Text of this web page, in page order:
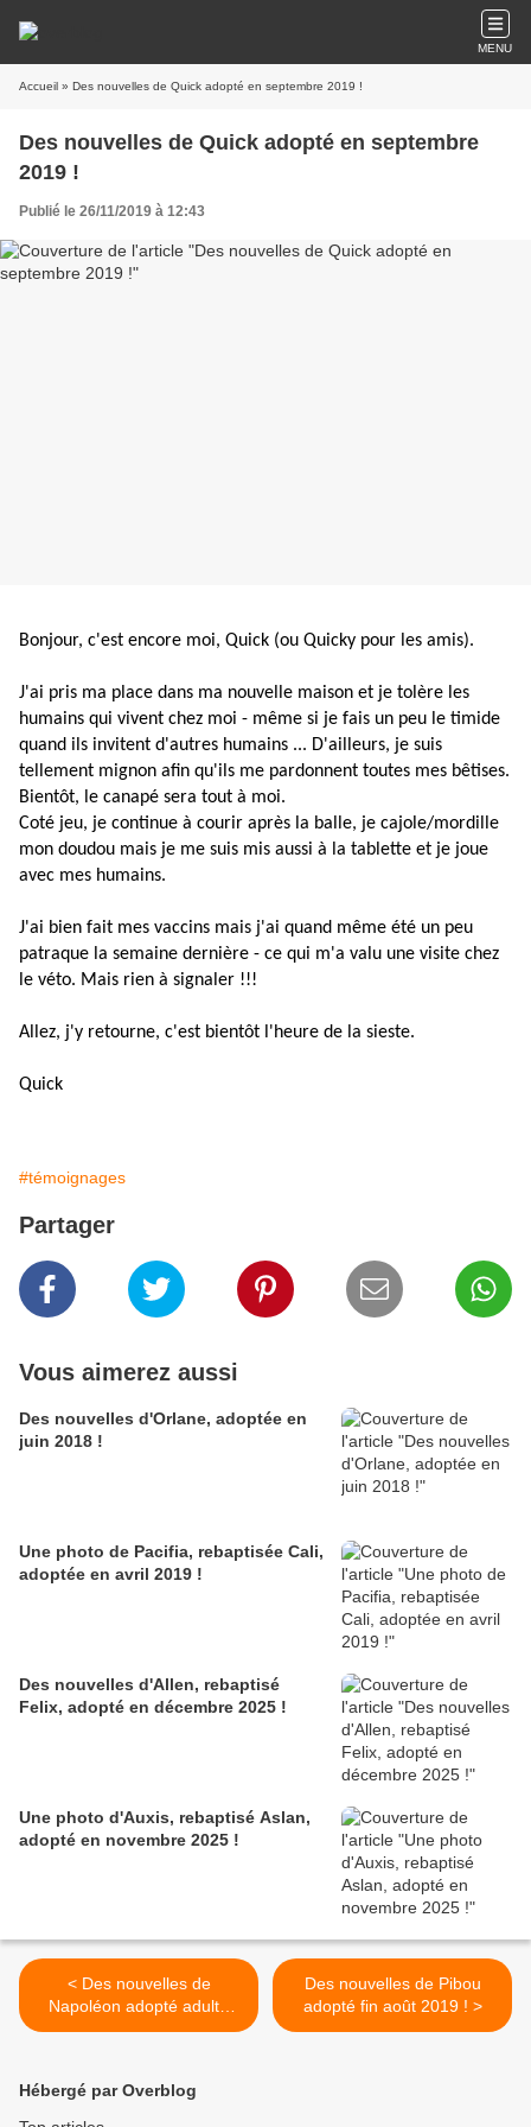
MENU
Accueil » Des nouvelles de Quick adopté en septembre 2019 !
Des nouvelles de Quick adopté en septembre
2019 !
Publié le 26/11/2019 à 12:43
Bonjour, c'est encore moi, Quick (ou Quicky pour les amis).
J'ai pris ma place dans ma nouvelle maison et je tolère les
humains qui vivent chez moi - même si je fais un peu le timide
quand ils invitent d'autres humains ... D'ailleurs, je suis
tellement mignon afin qu'ils me pardonnent toutes mes bêtises.
Bientôt, le canapé sera tout à moi.
Coté jeu, je continue à courir après la balle, je cajole/mordille
mon doudou mais je me suis mis aussi à la tablette et je joue
avec mes humains.
J'ai bien fait mes vaccins mais j'ai quand même été un peu
patraque la semaine dernière - ce qui m'a valu une visite chez
le véto. Mais rien à signaler !!!
Allez, j'y retourne, c'est bientôt l'heure de la sieste.
Quick
#témoignages
Partager
Vous aimerez aussi
Des nouvelles d'Orlane, adoptée en
juin 2018 !
Une photo de Pacifia, rebaptisée Cali,
adoptée en avril 2019 !
Des nouvelles d'Allen, rebaptisé
Felix, adopté en décembre 2025 !
Une photo d'Auxis, rebaptisé Aslan,
adopté en novembre 2025 !
< Des nouvelles de
Napoléon adopté adulte
début septembre 2019 !
Des nouvelles de Pibou
adopté fin août 2019 ! >
Hébergé par Overblog